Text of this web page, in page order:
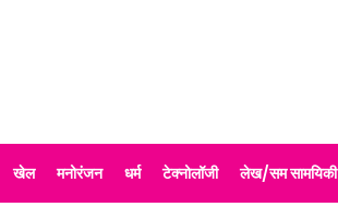
खेल मनोरंजन धर्म टेक्नोलॉजी लेख/सम सामयिकी